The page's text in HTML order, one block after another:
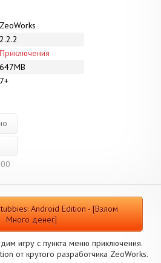
ZeoWorks
2.2.2
Приключения
647MB
7+
Android Edition - [Взлом
Много денег]
игру с пункта меню приключения.
от крутого разработчика ZeoWorks.